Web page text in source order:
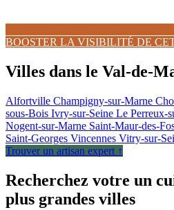
BOOSTER LA VISIBILITÉ DE
Villes dans le Val-de-
Alfortville Champigny-sur-Marne
sous-Bois Ivry-sur-Seine Le Perreux-
Nogent-sur-Marne Saint-Maur-des-
Saint-Georges Vincennes Vitry-sur-
Trouver un artisan expert ↑
Recherchez votre un
plus grandes villes